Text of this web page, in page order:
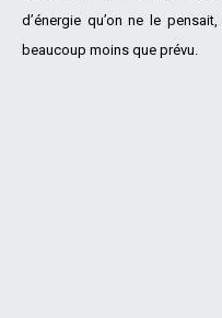
d’énergie qu’on ne le
beaucoup moins que prévu.